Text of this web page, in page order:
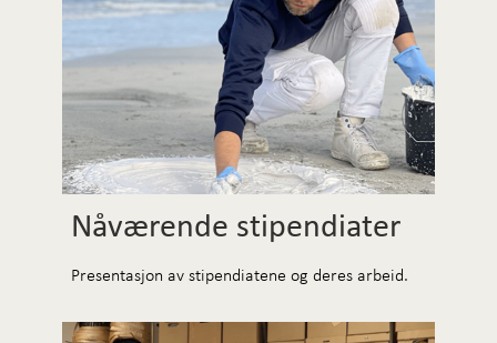
Nåværende stipendiater
Presentasjon av stipendiatene og deres arbeid.